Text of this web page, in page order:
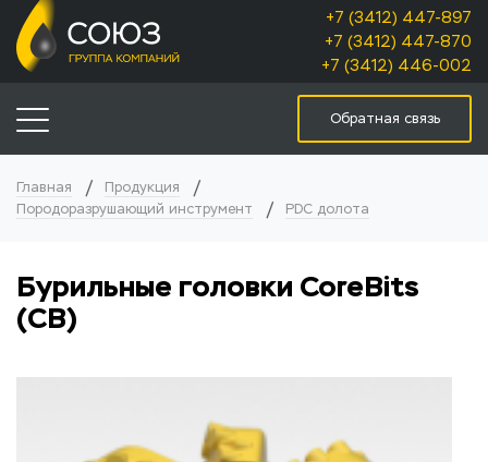
+7 (3412) 447-897
+7 (3412) 447-870
+7 (3412) 446-002
Обратная связь
Главная
Продукция
Породоразрушающий инструмент
PDC долота
Бурильные головки CoreBits
(CB)